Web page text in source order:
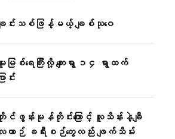
ချင်းသစ်ဖြန့်မယ့် ချစ်သုဝေ
မြစ်ရေကြီးလို့ ကျေးရွာ ၁၄ ရွာထက်
င်း
င်ဖွန်းမုန်တိုင်းကြောင့် လူသိန်းနဲ့ချီ
လေယာဉ် ခရီးစဉ်တွေလည်း ဖျက်သိမ်း